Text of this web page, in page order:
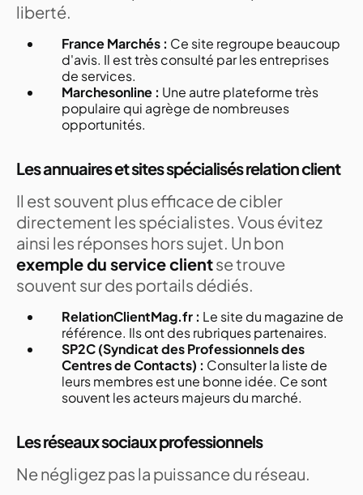
liberté.
France Marchés : Ce site regroupe beaucoup
d'avis. Il est très consulté par les entreprises
de services.
Marchesonline : Une autre plateforme très
populaire qui agrège de nombreuses
opportunités.
Les annuaires et sites spécialisés relation client
Il est souvent plus efficace de cibler
directement les spécialistes. Vous évitez
ainsi les réponses hors sujet. Un bon
exemple du service clientse trouve
souvent sur des portails dédiés.
RelationClientMag.fr : Le site du magazine de
référence. Ils ont des rubriques partenaires.
SP2C (Syndicat des Professionnels des
Centres de Contacts) : Consulter la liste de
leurs membres est une bonne idée. Ce sont
souvent les acteurs majeurs du marché.
Les réseaux sociaux professionnels
Ne négligez pas la puissance du réseau.